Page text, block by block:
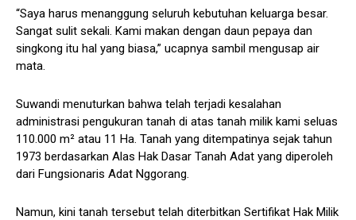
“Saya harus menanggung seluruh kebutuhan keluarga besar.
Sangat sulit sekali. Kami makan dengan daun pepaya dan
singkong itu hal yang biasa,” ucapnya sambil mengusap air
mata.
Suwandi menuturkan bahwa telah terjadi kesalahan
administrasi pengukuran tanah di atas tanah milik kami seluas
110.000 m² atau 11 Ha. Tanah yang ditempatinya sejak tahun
1973 berdasarkan Alas Hak Dasar Tanah Adat yang diperoleh
dari Fungsionaris Adat Nggorang.
Namun, kini tanah tersebut telah diterbitkan Sertifikat Hak Milik